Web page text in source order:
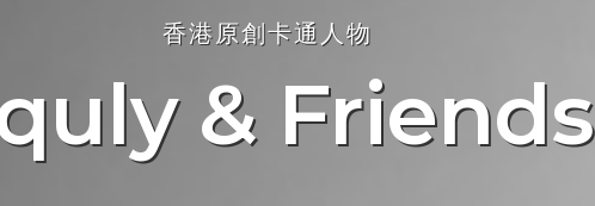
香港原創卡通人物
& Friends